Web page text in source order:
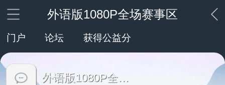
外语版1080P全场赛事区
门户 论坛 获得公益分
外语版1080P全场赛事区